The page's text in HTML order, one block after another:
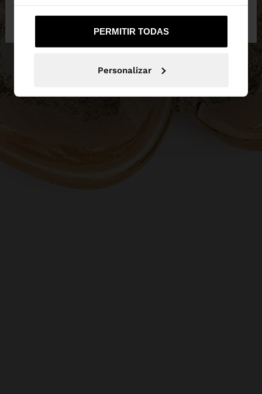
PERMITIR TODAS
Personalizar